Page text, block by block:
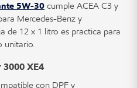
5W-30 cumple ACEA C3 y
Mercedes-Benz y
de 12 x 1 litro es práctica para
unitario.
3000 XE4
con DPF y